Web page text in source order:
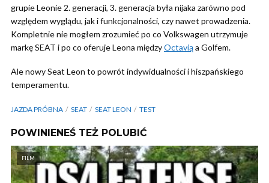
grupie Leonie 2. generacji, 3. generacja była nijaka zarówno pod
względem wyglądu, jak i funkcjonalności, czy nawet prowadzenia.
Kompletnie nie mogłem zrozumieć po co Volkswagen utrzymuje
markę SEAT i po co oferuje Leona międzyOctaviąa Golfem.
Ale nowy Seat Leon to powrót indywidualności i hiszpańskiego
temperamentu.
JAZDA PRÓBNA SEAT SEAT LEON TEST
POWINIENEŚ TEŻ POLUBIĆ
FILM